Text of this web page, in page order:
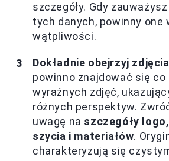
szczegóły. Gdy
tych danych, powinny one
wątpliwości.
Dokładnie obejrzyj
powinno znajdować się co
wyraźnych zdjęć,
różnych perspektyw.
uwagę na szczegóły
szycia i materiałów.
charakteryzują się